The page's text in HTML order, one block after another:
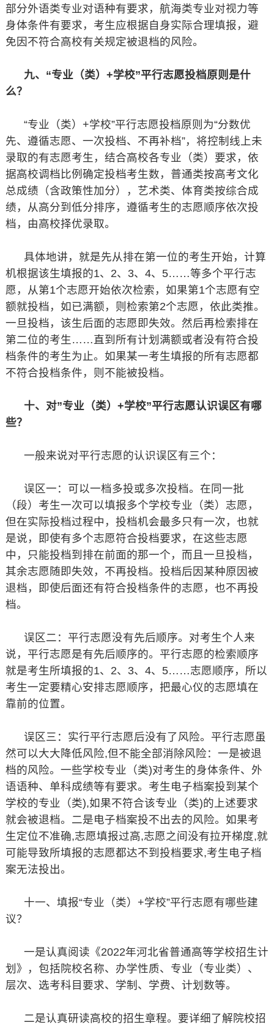
部分外语类专业对语种有要求，航海类专业对视力等
身体条件有要求，考生应根据自身实际合理填报，避
免因不符合高校有关规定被退档的风险。
九、“专业（类）+学校”平行志愿投档原则是什
么？
“专业（类）+学校”平行志愿投档原则为“分数优
先、遵循志愿、一次投档、不再补档”，将控制线上未
录取的有志愿考生，结合高校各专业（类）要求，依
据高校调档比例确定投档考生数，普通类按高考文化
总成绩（含政策性加分），艺术类、体育类按综合成
绩，从高分到低分排序，遵循考生的志愿顺序依次投
档，由高校择优录取。
具体地讲，就是先从排在第一位的考生开始，计算
机根据该生填报的1、2、3、4、5……等多个平行志
愿，从第1个志愿开始依次检索，如果第1个志愿有空
额就投档，如已满额，则检索第2个志愿，依此类推。
一旦投档，该生后面的志愿即失效。然后再检索排在
第二位的考生……直到所有计划满额或者没有符合投
档条件的考生为止。如果某一考生填报的所有志愿都
不符合投档条件，则不能被投档。
十、对”专业（类）+学校”平行志愿认识误区有哪
些？
一般来说对平行志愿的认识误区有三个：
误区一：可以一档多投或多次投档。在同一批
（段）考生一次可以填报多个学校专业（类）志愿，
但在实际投档过程中，投档机会最多只有一次，也就
是说，即使有多个志愿符合投档要求，在这些志愿
中，只能投档到排在前面的那一个，而且一旦投档，
其余志愿随即失效，不再投档。投档后因某种原因被
退档，即使后面还有符合投档条件的志愿，也不再投
档。
误区二：平行志愿没有先后顺序。对考生个人来
说，平行志愿是有先后顺序的。平行志愿的检索顺序
就是考生所填报的1、2、3、4、5……志愿顺序，所以
考生一定要精心安排志愿顺序，把最心仪的志愿填在
靠前的位置。
误区三：实行平行志愿后没有了风险。平行志愿虽
然可以大大降低风险,但不能全部消除风险：一是被退
档的风险。一些学校专业（类)对考生的身体条件、外
语语种、单科成绩等有要求。考生电子档案投到某个
学校的专业（类),如果不符合该专业（类)的上述要求
就会被退档。二是电子档案投不出去的风险。如果考
生定位不准确,志愿填报过高,志愿之间没有拉开梯度,就
可能导致所填报的志愿都达不到投档要求,考生电子档
案无法投出。
十一、填报“专业（类）+学校”平行志愿有哪些建
议？
一是认真阅读《2022年河北省普通高等学校招生计
划》，包括院校名称、办学性质、专业（专业类）、
层次、选考科目要求、学制、学费、计划数等。
二是认真研读高校的招生章程。要详细了解院校招